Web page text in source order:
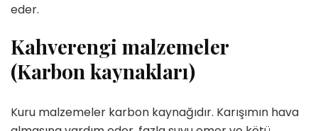
eder.
Kahverengi malzemeler
(Karbon kaynakları)
Kuru malzemeler karbon kaynağıdır. Karışımın hava